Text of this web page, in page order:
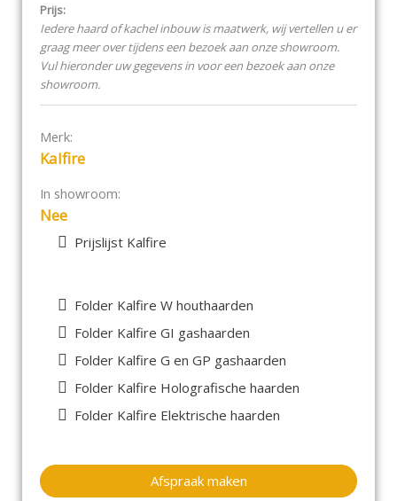
innovatieve technieken, maken de beleving van vuur
in de Kalfire E-one ongeëvenaard. De E-one prikkelt
alle zintuigen. Met de flikkering van het licht, het
gloeiende hout en de kolen, de zwevende
vuurdeeltjes en het dynamische vlammenspel. Het
geluid van knisperend hout. De warmte van de
nabijheid van de vlammen. De unieke techniek van
Kalfire’s E-one levert een realistische sfeerbeleving
in én rondom de haard.
Prijs:
Iedere haard of kachel inbouw is maatwerk, wij vertellen u er
graag meer over tijdens een bezoek aan onze showroom.
Vul hieronder uw gegevens in voor een bezoek aan onze
showroom.
Merk:
Kalfire
In showroom:
Nee
Prijslijst Kalfire
Folder Kalfire W houthaarden
Folder Kalfire GI gashaarden
Folder Kalfire G en GP gashaarden
Folder Kalfire Holografische haarden
Folder Kalfire Elektrische haarden
Afspraak maken